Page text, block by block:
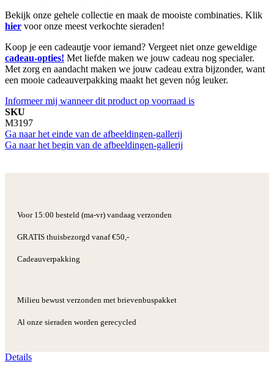
Bekijk onze gehele collectie en maak de mooiste combinaties. Klik
hier voor onze meest verkochte sieraden!
Koop je een cadeautje voor iemand? Vergeet niet onze geweldige
cadeau-opties! Met liefde maken we jouw cadeau nog specialer.
Met zorg en aandacht maken we jouw cadeau extra bijzonder, want
een mooie cadeauverpakking maakt het geven nóg leuker.
Informeer mij wanneer dit product op voorraad is
SKU
M3197
Ga naar het einde van de afbeeldingen-gallerij
Ga naar het begin van de afbeeldingen-gallerij
Voor 15:00 besteld (ma-vr) vandaag verzonden
GRATIS thuisbezorgd vanaf €50,-
Cadeauverpakking
Milieu bewust verzonden met brievenbuspakket
Al onze sieraden worden gerecycled
Details